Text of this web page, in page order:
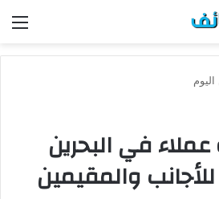
في البحرين